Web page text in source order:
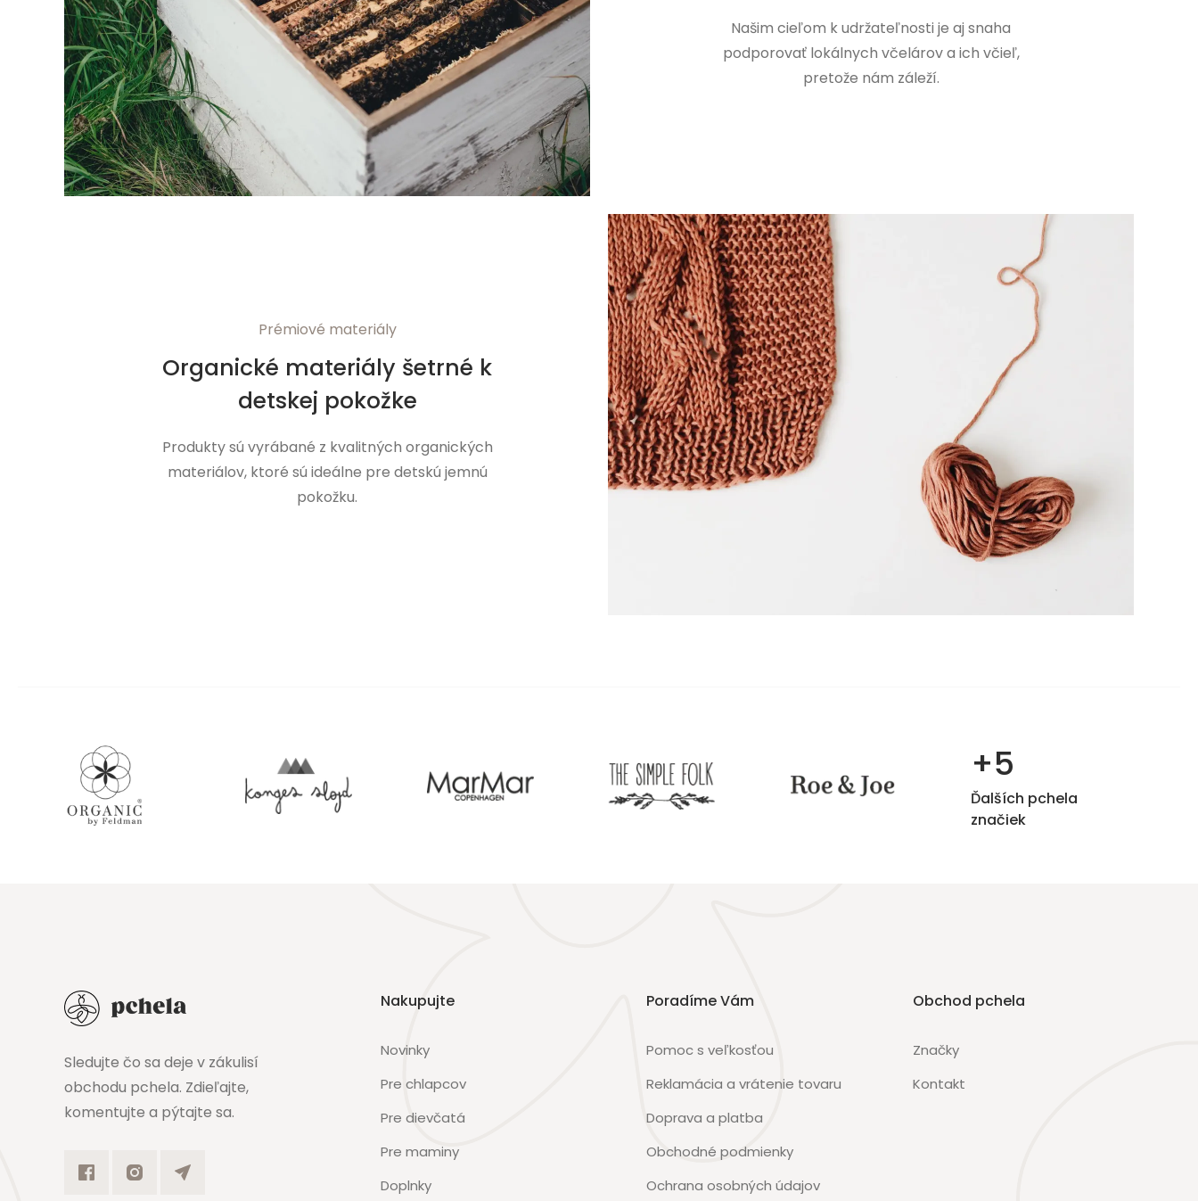
Našim cieľom k udržateľnosti je aj snaha
podporovať lokálnych včelárov a ich včieľ,
pretože nám záleží.
Prémiové materiály
Organické materiály šetrné k
detskej pokožke
Produkty sú vyrábané z kvalitných organických
materiálov, ktoré sú ideálne pre detskú jemnú
pokožku.
+5
Ďalších pchela
značiek
Sledujte čo sa deje v zákulisí
obchodu pchela. Zdieľajte,
komentujte a pýtajte sa.
Nakupujte
Novinky
Pre chlapcov
Pre dievčatá
Pre maminy
Doplnky
Poradíme Vám
Pomoc s veľkosťou
Reklamácia a vrátenie tovaru
Doprava a platba
Obchodné podmienky
Ochrana osobných údajov
Obchod pchela
Značky
Kontakt